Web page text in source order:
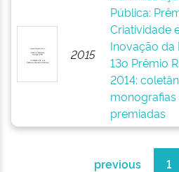
2015
Pública:
Criatividade
Inovação da
13o Prêmio
2014:
monografias
premiadas
previous 1